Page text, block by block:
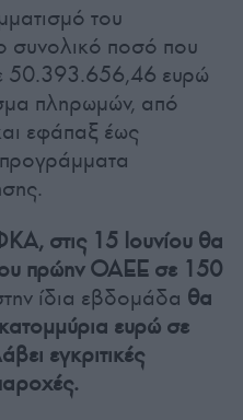
του
συνολικό ποσό που
50.393.656,46 ευρώ
πληρωμών, από
εφάπαξ έως
στις 15 Ιουνίου θα
πρώην ΟΑΕΕ σε 150
ίδια εβδομάδα θα
ευρώ σε
εγκριτικές